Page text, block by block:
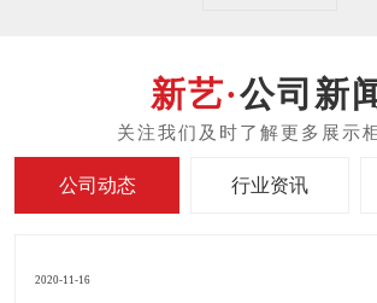
公司新
公司动态 行业资讯
2020-11-16